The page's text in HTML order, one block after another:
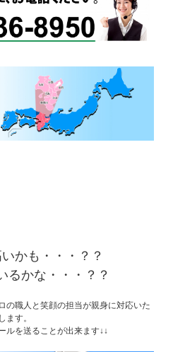
かも・・・？？
るかな・・・？？
の職人と笑顔の担当が親身に対応いた
します。
ルを送ることが出来ます↓↓